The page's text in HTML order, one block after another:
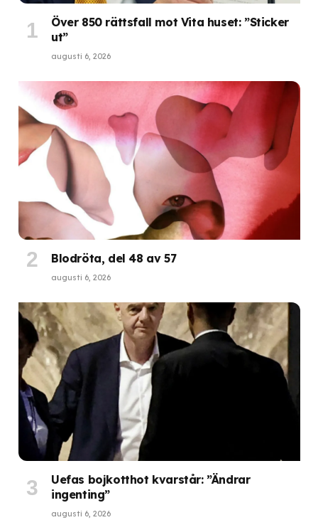
Över 850 rättsfall mot Vita huset: ”Sticker
ut”
augusti 6, 2026
Blodröta, del 48 av 57
augusti 6, 2026
Uefas bojkotthot kvarstår: ”Ändrar
ingenting”
augusti 6, 2026